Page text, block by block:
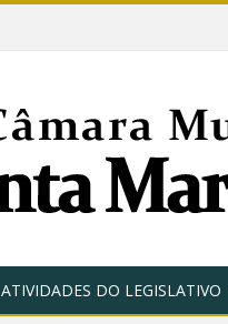
ATIVIDADES DO LEGISLATIVO